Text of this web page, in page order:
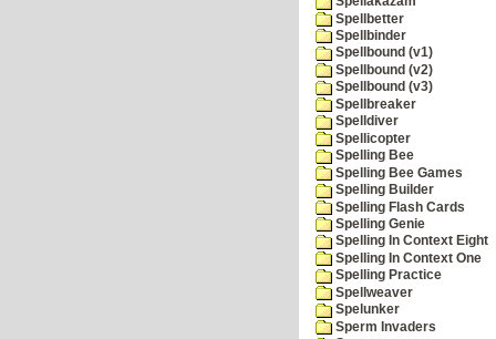
Spellbetter
Spellbinder
Spellbound (v1)
Spellbound (v2)
Spellbound (v3)
Spellbreaker
Spelldiver
Spellicopter
Spelling Bee
Spelling Bee Games
Spelling Builder
Spelling Flash Cards
Spelling Genie
Spelling In Context Eight
Spelling In Context One
Spelling Practice
Spellweaver
Spelunker
Sperm Invaders